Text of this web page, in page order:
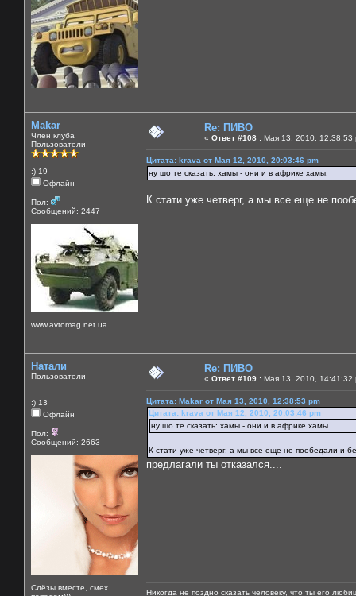
Makar
Член клуба
Пользователи
:) 19
Офлайн
Пол:
Сообщений: 2447
www.avtomag.net.ua
Re: ПИВО
« Ответ #108 : Мая 13, 2010, 12:38:53
Цитата: krava от Мая 12, 2010, 20:03:46 pm
ну шо те сказать: хамы - они и в африке хамы.
К стати уже четверг, а мы все еще не
Натали
Пользователи
:) 13
Офлайн
Пол:
Сообщений: 2663
Слёзы вместе, смех
Re: ПИВО
« Ответ #109 : Мая 13, 2010, 14:41:32
Цитата: Makar от Мая 13, 2010, 12:38:53 pm
Цитата: krava от Мая 12, 2010, 20:03:46 pm
ну шо те сказать: хамы - они и в африке хамы.
К стати уже четверг, а мы все еще не пообедали и
предлагали ты отказался....
Никогда не поздно сказать человеку, что ты его